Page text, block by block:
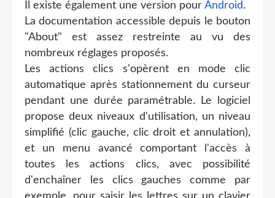
Il existe également une version pour Android.
La documentation accessible depuis le bouton
"About" est assez restreinte au vu des
nombreux réglages proposés.
Les actions clics s'opèrent en mode clic
automatique après stationnement du curseur
pendant une durée paramétrable. Le logiciel
propose deux niveaux d'utilisation, un niveau
simplifié (clic gauche, clic droit et annulation),
et un menu avancé comportant l'accès à
toutes les actions clics, avec possibilité
d'enchaîner les clics gauches comme par